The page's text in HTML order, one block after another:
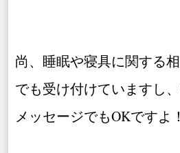
尚、睡眠や寝具に関する
でも受け付けていますし
メッセージでもOKですよ！